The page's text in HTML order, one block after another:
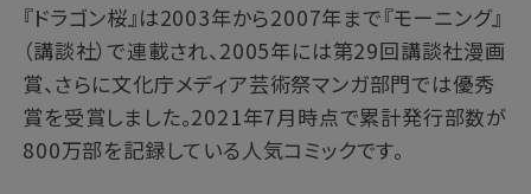
『ドラゴン桜』は2003年から2007年まで『モーニング』
（講談社）で連載され、2005年には第29回講談社漫画
賞、さらに文化庁メディア芸術祭マンガ部門では優秀
賞を受賞しました。2021年7月時点で累計発行部数が
800万部を記録している人気コミックです。